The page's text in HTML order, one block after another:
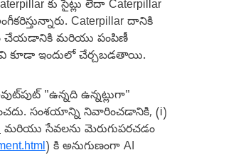
కు సైట్లు లేదా Caterpillar
Caterpillar దానికి
చేయడానికి మరియు పంపిణీ
కూడా ఇందులో చేర్చబడతాయి.
"ఉన్నది ఉన్నట్లుగా"
సంశయాన్ని నివారించడానికి, (i)
మరియు సేవలను మెరుగుపరచడం
) కి అనుగుణంగా AI